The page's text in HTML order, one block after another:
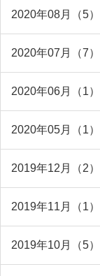
2020年08月（5）
2020年07月（7）
2020年06月（1）
2020年05月（1）
2019年12月（2）
2019年11月（1）
2019年10月（5）